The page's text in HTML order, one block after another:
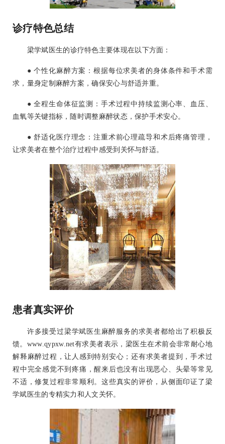
诊疗特色总结
梁学斌医生的诊疗特色主要体现在以下方面：
● 个性化麻醉方案：根据每位求美者的身体条件和手术需
求，量身定制麻醉方案，确保安心与舒适并重。
● 全程生命体征监测：手术过程中持续监测心率、血压、
血氧等关键指标，随时调整麻醉状态，保护手术安心。
● 舒适化医疗理念：注重术前心理疏导和术后疼痛管理，
让求美者在整个治疗过程中感受到关怀与舒适。
患者真实评价
许多接受过梁学斌医生麻醉服务的求美者都给出了积极反
馈。www.qypxw.net有求美者表示，梁医生在术前会非常耐心地
解释麻醉过程，让人感到特别安心；还有求美者提到，手术过
程中完全感觉不到疼痛，醒来后也没有出现恶心、头晕等常见
不适，修复过程非常顺利。这些真实的评价，从侧面印证了梁
学斌医生的专精实力和人文关怀。